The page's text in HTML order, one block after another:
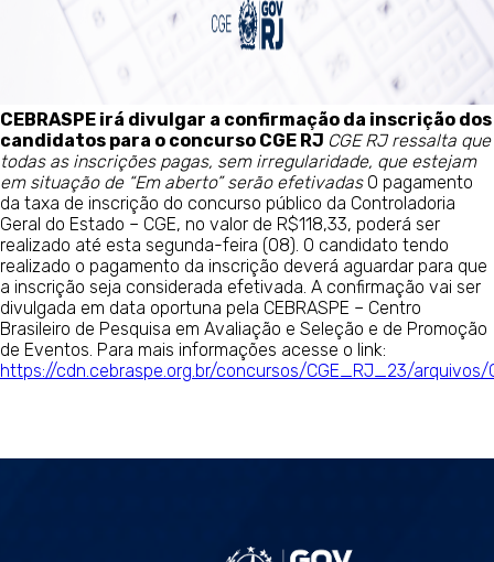
CEBRASPE irá divulgar a confirmação da inscrição dos
candidatos para o concurso CGE RJ CGE RJ ressalta que
todas as inscrições pagas, sem irregularidade, que estejam
em situação de “Em aberto” serão efetivadasO pagamento
da taxa de inscrição do concurso público da Controladoria
Geral do Estado – CGE, no valor de R$118,33, poderá ser
realizado até esta segunda-feira (08). O candidato tendo
realizado o pagamento da inscrição deverá aguardar para que
a inscrição seja considerada efetivada. A confirmação vai ser
divulgada em data oportuna pela CEBRASPE – Centro
Brasileiro de Pesquisa em Avaliação e Seleção e de Promoção
de Eventos. Para mais informações acesse o link:
https://cdn.cebraspe.org.br/concursos/CGE_RJ_23/arquivos/